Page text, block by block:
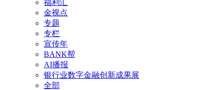
福利汇
金视点
专题
专栏
宣传年
BANK帮
AI播报
银行业数字金融创新成果展
全部